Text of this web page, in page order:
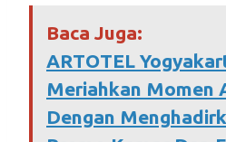
Baca Juga:
ARTOTEL
Meriahkan Momen
Dengan